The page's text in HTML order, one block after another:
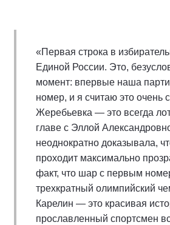
«Первая строка в
Единой России. Это,
момент: впервые наша
номер, и я считаю это очень
Жеребьевка — это всегда
главе с Эллой
неоднократно доказывала,
проходит максимально
факт, что шар с первым
трехкратный олимпийский
Карелин — это красивая
прославленный спортсмен